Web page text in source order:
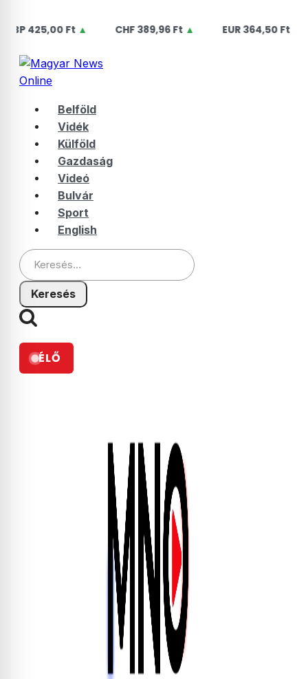
Ft▲ CHF 389,96 Ft▲ EUR 364,50 Ft▲ USD
Belföld
Vidék
Külföld
Gazdaság
Videó
Bulvár
Sport
English
Keresés:
ÉLŐ